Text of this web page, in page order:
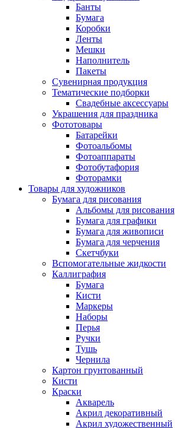
Банты
Бумага
Коробки
Ленты
Мешки
Наполнитель
Пакеты
Сувенирная продукция
Тематические подборки
Свадебные аксессуары
Украшения для праздника
Фототовары
Батарейки
Фотоальбомы
Фотоаппараты
Фотобутафория
Фоторамки
Товары для художников
Бумага для рисования
Альбомы для рисования
Бумага для графики
Бумага для живописи
Бумага для черчения
Скетчбуки
Вспомогательные жидкости
Каллиграфия
Бумага
Кисти
Маркеры
Наборы
Перья
Ручки
Тушь
Чернила
Картон грунтованный
Кисти
Краски
Акварель
Акрил декоративный
Акрил художественный